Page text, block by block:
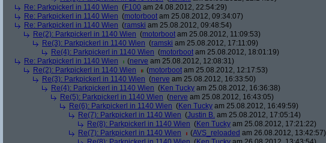
Re: Parkpickerl in 1140 Wien (F100 am 24.08.2012, 22:54:29)
Re: Parkpickerl in 1140 Wien (motorboot am 25.08.2012, 09:34:07)
Re: Parkpickerl in 1140 Wien (ramski am 25.08.2012, 09:48:54)
Re(2): Parkpickerl in 1140 Wien (motorboot am 25.08.2012, 11:09:53)
Re(3): Parkpickerl in 1140 Wien (ramski am 25.08.2012, 17:11:09)
Re(4): Parkpickerl in 1140 Wien (motorboot am 25.08.2012, 18:01:19)
Re: Parkpickerl in 1140 Wien
(nerve am 25.08.2012, 12:08:31)
Re(2): Parkpickerl in 1140 Wien
(motorboot am 25.08.2012, 12:17:53)
Re(3): Parkpickerl in 1140 Wien (nerve am 25.08.2012, 16:33:50)
Re(4): Parkpickerl in 1140 Wien (Ken Tucky am 25.08.2012, 16:36:38)
Re(5): Parkpickerl in 1140 Wien (nerve am 25.08.2012, 16:43:05)
Re(6): Parkpickerl in 1140 Wien (Ken Tucky am 25.08.2012, 16:49:59)
Re(7): Parkpickerl in 1140 Wien (Justin B. am 25.08.2012, 17:05:14)
Re(8): Parkpickerl in 1140 Wien (Ken Tucky am 25.08.2012, 17:21:22)
Re(7): Parkpickerl in 1140 Wien
(AVS_reloaded am 26.08.2012, 13:42:57)